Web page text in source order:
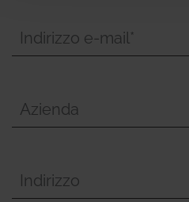
Indirizzo e-mail*
Azienda
Indirizzo